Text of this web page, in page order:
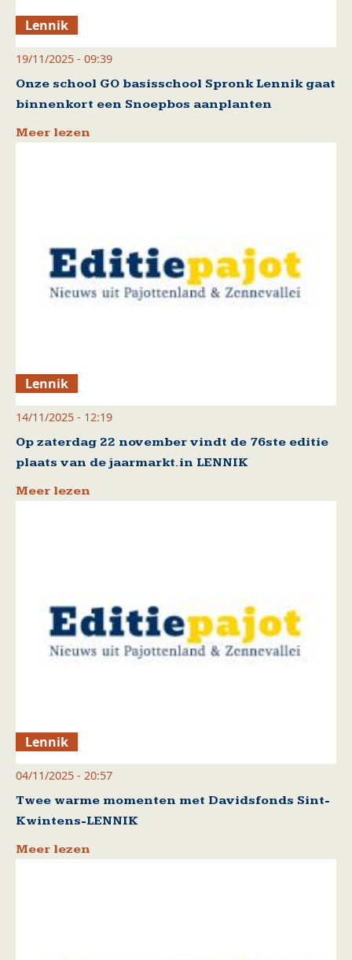
Lennik
19/11/2025 - 09:39
Onze school GO basisschool Spronk Lennik gaat
binnenkort een Snoepbos aanplanten
Meer lezen
Lennik
14/11/2025 - 12:19
Op zaterdag 22 november vindt de 76ste editie
plaats van de jaarmarkt.in LENNIK
Meer lezen
Lennik
04/11/2025 - 20:57
Twee warme momenten met Davidsfonds Sint-
Kwintens-LENNIK
Meer lezen